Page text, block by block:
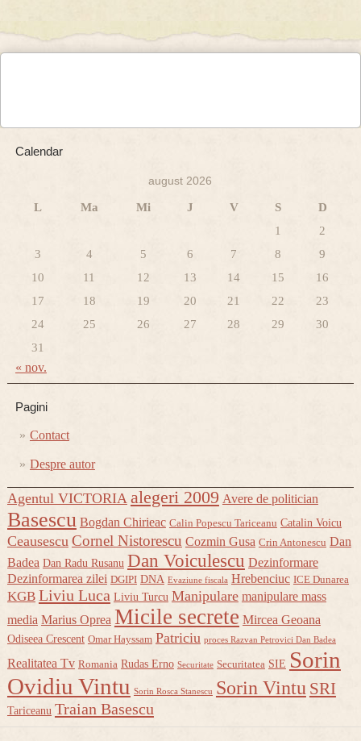
Calendar
august 2026
L Ma Mi J V S
D
1
2
3
4 5 6 7 8
9
10
11 12 13 14 15
16
17
18 19 20 21 22
23
24
25 26 27 28 29
30
31
« nov.
Pagini
Contact
Despre autor
Agentul VICTORIA alegeri 2009 Avere de politician
Basescu Bogdan Chirieac Calin Popescu Tariceanu Catalin Voicu
Ceausescu Cornel Nistorescu Cozmin Gusa Crin Antonescu Dan
Badea Dan Radu Rusanu Dan Voiculescu Dezinformare
Dezinformarea zilei DGIPI DNA Evaziune fiscala Hrebenciuc ICE Dunarea
KGB Liviu Luca Liviu Turcu Manipulare manipulare mass
media Marius Oprea Micile secrete Mircea Geoana
Odiseea Crescent Omar Hayssam Patriciu proces Razvan Petrovici Dan Badea
Realitatea Tv Romania Rudas Erno Securitate Securitatea SIE Sorin
Ovidiu Vintu Sorin Rosca Stanescu Sorin Vintu SRI
Tariceanu Traian Basescu